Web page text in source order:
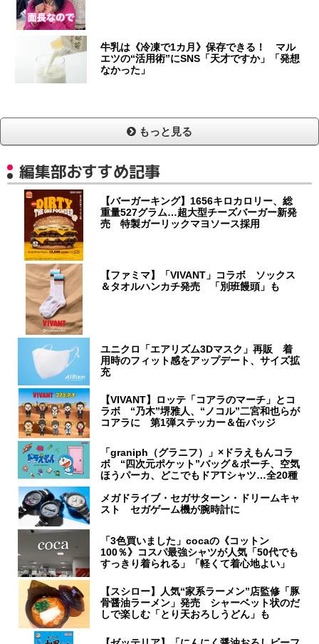
牛乳は《冷凍で1カ月》保存できる！ マル
エツの“活用術”にSNS「天才ですか」「発想
なかった」
もっと見る
編集部おすすめ記事
【バーガーキング】1656キロカロリー、総
重量527グラム…超大型チーズバーガー新発
売 特製ガーリックマヨソース採用
【ファミマ】「VIVANT」コラボ ソックス
＆タオルハンカチ発売 「別班饅頭」も
ユニクロ「エアリズム3Dマスク」再販 着
用時のフィット感をアップデート、サイズ拡
充
【VIVANT】ロッテ「コアラのマーチ」とコ
ラボ “乃木”堺雅人、“ノコル”二宮和也らが
コアラに 第1弾ステッカー＆缶バッジ
「graniph（グラニフ）」×ドラえもんコラ
ボ “四次元ポケット”バッグ＆ポーチ、空気
ほうパーカ、どこでもドアTシャツ…全20種
メガドライブ・セガサターン・ドリームキャ
スト セガゲーム機が腕時計に
「3色買いました」cocaの《コットン
100％》コスパ最強シャツが人気「50代でも
すっきり着られる」「軽くて着心地よい」
【スシロー】人気“家系ラーメン”店監修「豚
骨醤油ラーメン」発売 シャーベット状のだ
しで楽しむ「とり天おろしうどん」も